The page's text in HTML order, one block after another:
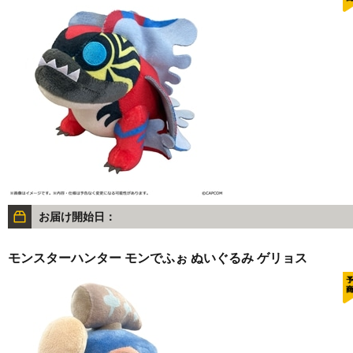
お届け開始日：
モンスターハンター モンでふぉ ぬいぐるみ ゲリョス